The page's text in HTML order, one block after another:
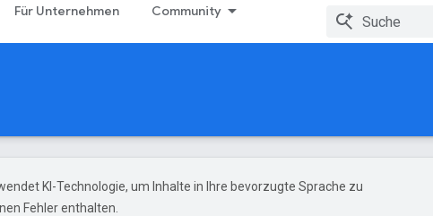
Für Unternehmen Community
KI-Technologie, um Inhalte in Ihre bevorzugte Sprache zu
Fehler enthalten.